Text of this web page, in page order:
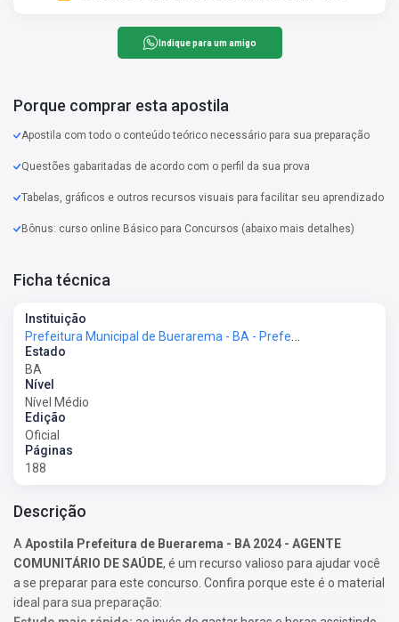
Indique para um amigo
Porque comprar esta apostila
Apostila com todo o conteúdo teórico necessário para sua preparação
Questões gabaritadas de acordo com o perfil da sua prova
Tabelas, gráficos e outros recursos visuais para facilitar seu aprendizado
Bônus: curso online Básico para Concursos (abaixo mais detalhes)
Ficha técnica
Instituição
Prefeitura Municipal de Buerarema - BA - Prefeitura de Buerarema - BA
Estado
BA
Nível
Nível Médio
Edição
Oficial
Páginas
188
Descrição
A Apostila Prefeitura de Buerarema - BA 2024 - AGENTE
COMUNITÁRIO DE SAÚDE, é um recurso valioso para ajudar você
a se preparar para este concurso. Confira porque este é o material
ideal para sua preparação: